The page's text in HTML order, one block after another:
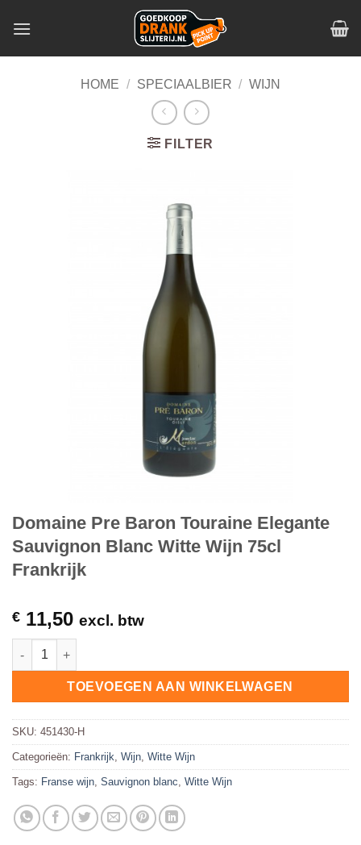
HOME / SPECIAALBIER / WIJN
FILTER
Domaine Pre Baron Touraine Elegante
Sauvignon Blanc Witte Wijn 75cl
Frankrijk
€ 11,50 excl. btw
Domaine Pre Baron Touraine Elegante Sauvignon Blanc Witte
TOEVOEGEN AAN WINKELWAGEN
SKU: 451430-H
Categorieën: Frankrijk Wijn Witte Wijn
Tags: Franse wijn Sauvignon blanc Witte Wijn